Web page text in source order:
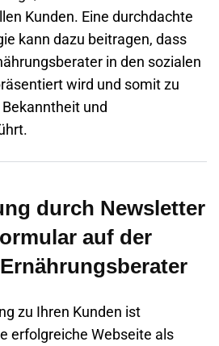
Kunden. Eine durchdachte
kann dazu beitragen, dass
in den sozialen
wird und somit zu
und
durch Newsletter
auf der
zu Ihren Kunden ist
erfolgreiche Webseite als